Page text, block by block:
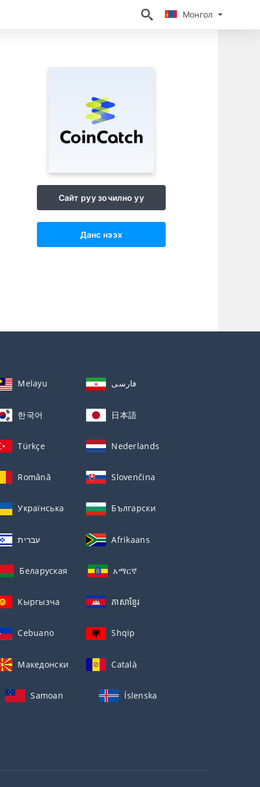
Монгол
Монгол
Сайт руу зочилно уу
Данс нээх
Melayu فارسی
한국어 日本語
Türkçe Nederlands
Română Slovenčina
Українська Български
עברית Afrikaans
Беларуская አማርኛ
Кыргызча ភាសាខ្មែរ
Cebuano Shqip
Македонски Català
Samoan Íslenska